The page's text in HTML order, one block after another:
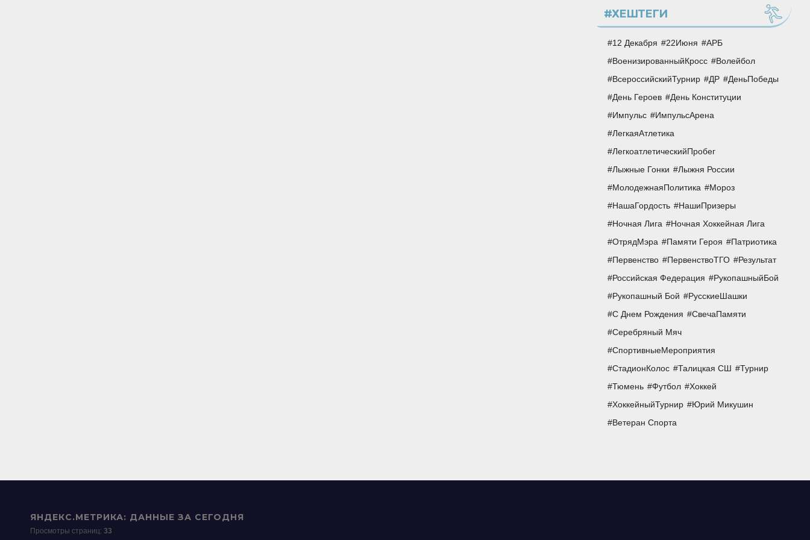
#ХЕШТЕГИ
12 Декабря 22Июня
АРБ
ВоенизированныйКросс
Волейбол
ВсероссийскийТурнир
ДР
ДеньПобеды
День Героев
День Конституции
Импульс
ИмпульсАрена
ЛегкаяАтлетика
ЛегкоатлетическийПробег
Лыжные Гонки
Лыжня России
МолодежнаяПолитика
Мороз
НашаГордость
НашиПризеры
Ночная Лига
Ночная Хоккейная Лига
ОтрядМэра
Памяти Героя
Патриотика
Первенство
ПервенствоТГО
Результат
Российская Федерация
РукопашныйБой
Рукопашный Бой
РусскиеШашки
С Днем Рождения
СвечаПамяти
Серебряный Мяч
СпортивныеМероприятия
СтадионКолос
Талицкая СШ
Турнир
Тюмень
Футбол
Хоккей
ХоккейныйТурнир
Юрий Микушин
Ветеран Спорта
ЯНДЕКС.МЕТРИКА: ДАННЫЕ ЗА СЕГОДНЯ
Просмотры страниц: 33